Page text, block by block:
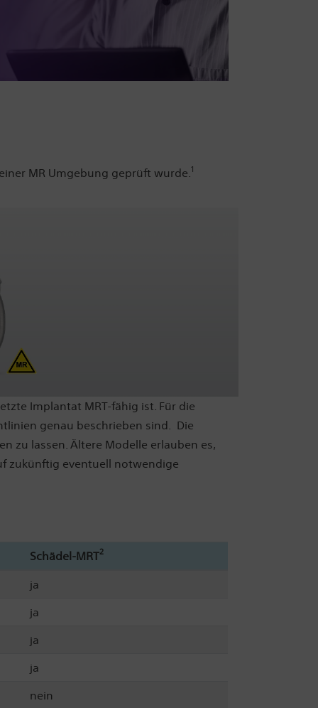
MR Umgebung geprüft wurde. 1
Implantat MRT-fähig ist. Für die
genau beschrieben sind. Die
zu lassen. Ältere Modelle erlauben es,
zukünftig eventuell notwendige
Schädel-MRT2
ja
ja
ja
ja
nein